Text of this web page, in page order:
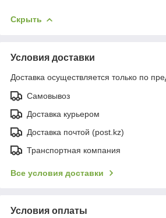
Скрыть
Условия доставки
Доставка осуществляется только по
Самовывоз
Доставка курьером
Доставка почтой (post.kz)
Транспортная компания
Все условия доставки
Условия оплаты